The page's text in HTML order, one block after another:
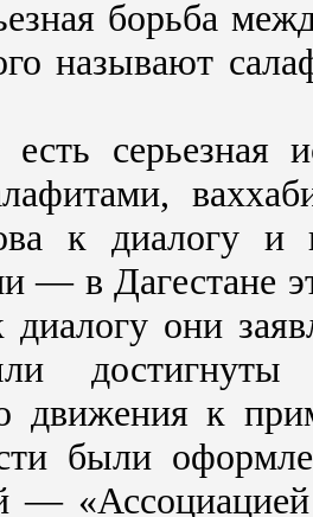
борьба
называют
есть серьезная
к диалогу
— в Дагестане
диалогу они
достигнуты
движения к
были
—